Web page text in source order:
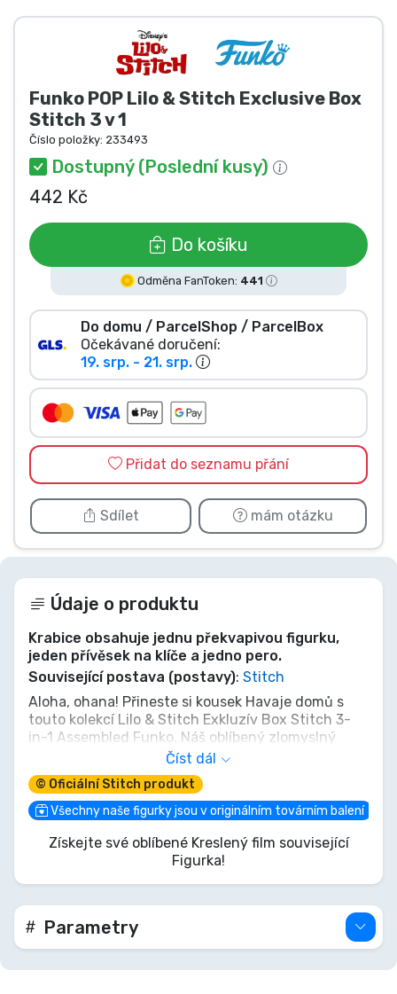
Funko POP Lilo & Stitch Exclusive Box
Stitch 3 v 1
Číslo položky: 233493
Dostupný (Poslední kusy)
442 Kč
Do košíku
Odměna FanToken: 441
Do domu / ParcelShop / ParcelBox
Očekávané doručení:
19. srp. - 21. srp.
Přidat do seznamu přání
Sdílet mám otázku
Údaje o produktu
Krabice obsahuje jednu překvapivou figurku,
jeden přívěsek na klíče a jedno pero.
Související postava (postavy): Stitch
Aloha, ohana! Přineste si kousek Havaje domů s
touto kolekcí Lilo & Stitch Exkluzív Box Stitch 3-
in-1 Assembled Funko. Náš oblíbený zlomyslný
mimozemšťan je připraven na trojí zábavu –
figurku Pop!, přívěsek na klíče Pocket Pop! pro
dobrodružství a překvapení v mystery boxu, které
vám zaručeně rozbuší srdce jako starý dobrý
záchvat vzteku. Nenechte Stitche uniknout;
udělejte ho součástí své ohany ještě dnes!
Číst dál
© Oficiální Stitch produkt
Všechny naše figurky jsou v originálním továrním balení
Získejte své oblíbené Kreslený film související
Figurka!
Parametry
Anime věci
Hráčské věci
Sportovní věci
Hudební věci
Typy produktů
Značky